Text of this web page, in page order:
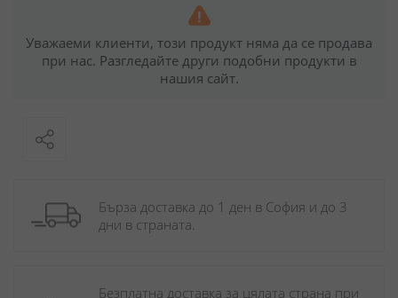
Уважаеми клиенти, този продукт няма да се продава
при нас. Разгледайте други подобни продукти в
нашия сайт.
Бърза доставка до 1 ден в София и до 3
дни в страната.
Безплатна доставка за цялата страна при